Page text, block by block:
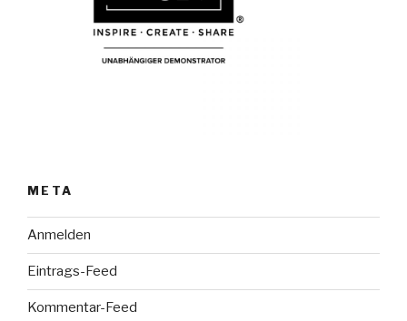
META
Anmelden
Eintrags-Feed
Kommentar-Feed